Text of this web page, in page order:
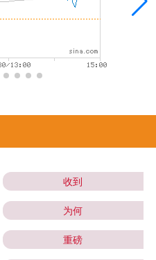
收到
为何
重磅